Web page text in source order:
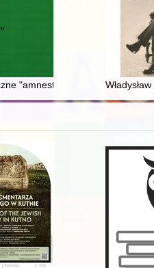
"amnestie" z 1945 i 1947 r. w